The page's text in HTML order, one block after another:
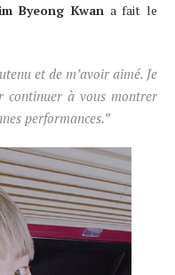
Byeong Kwan a fait le
et de m’avoir aimé. Je
continuer à vous montrer
performances.”